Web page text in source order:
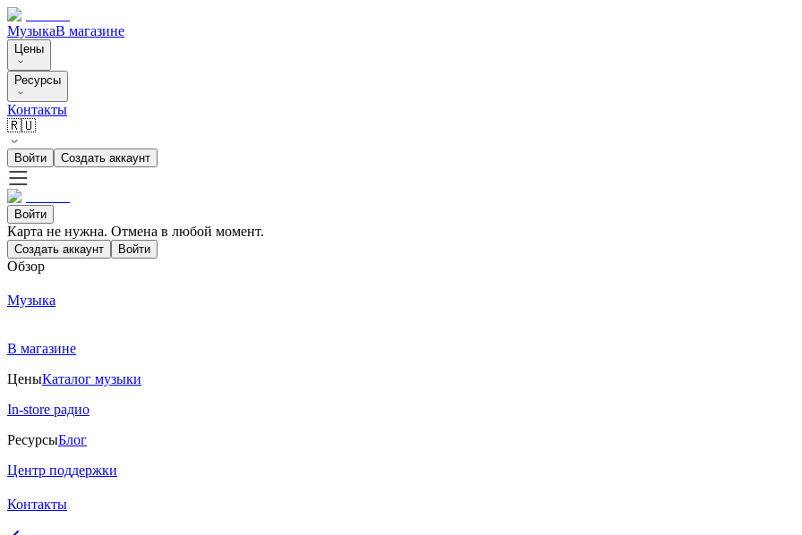
МузыкаВ магазине
Цены
Ресурсы
Контакты
🇷🇺
Войти Создать аккаунт
Войти
Карта не нужна. Отмена в любой момент.
Создать аккаунт Войти
Обзор
Музыка
В магазине
ЦеныКаталог музыки
In-store радио
РесурсыБлог
Центр поддержки
Контакты